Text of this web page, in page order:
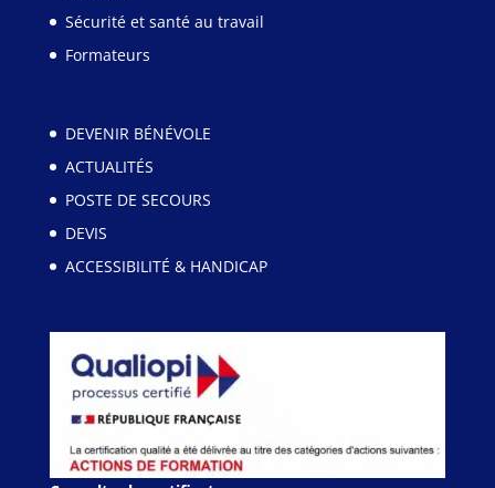
Sécurité et santé au travail
Formateurs
DEVENIR BÉNÉVOLE
ACTUALITÉS
POSTE DE SECOURS
DEVIS
ACCESSIBILITÉ & HANDICAP